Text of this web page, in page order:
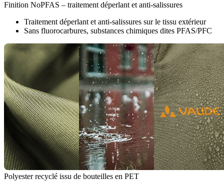
Finition NoPFAS – traitement déperlant et anti-salissures
Traitement déperlant et anti-salissures sur le tissu extérieur
Sans fluorocarbures, substances chimiques dites PFAS/PFC
Polyester recyclé issu de bouteilles en PET